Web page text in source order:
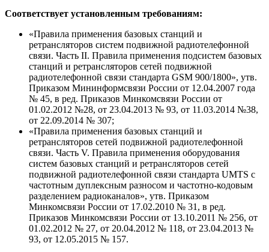
Соответствует установленным требованиям:
«Правила применения базовых станций и
ретрансляторов систем подвижной радиотелефонной
связи. Часть II. Правила применения подсистем базовых
станций и ретрансляторов сетей подвижной
радиотелефонной связи стандарта GSM 900/1800», утв.
Приказом Мининформсвязи России от 12.04.2007 года
№ 45, в ред. Приказов Минкомсвязи России от
01.02.2012 №28, от 23.04.2013 № 93, от 11.03.2014 №38,
от 22.09.2014 № 307;
«Правила применения базовых станций и
ретрансляторов сетей подвижной радиотелефонной
связи. Часть V. Правила применения оборудования
систем базовых станций и ретрансляторов сетей
подвижной радиотелефонной связи стандарта UMTS с
частотным дуплексным разносом и частотно-кодовым
разделением радиоканалов», утв. Приказом
Минкомсвязи России от 17.02.2010 № 31, в ред.
Приказов Минкомсвязи России от 13.10.2011 № 256, от
01.02.2012 № 27, от 20.04.2012 № 118, от 23.04.2013 №
93, от 12.05.2015 № 157.